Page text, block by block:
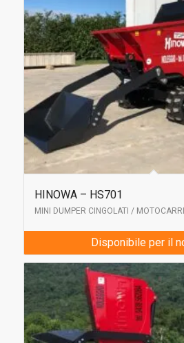
HINOWA – HS701
MINI DUMPER CINGOLATI /
Disponibile per il